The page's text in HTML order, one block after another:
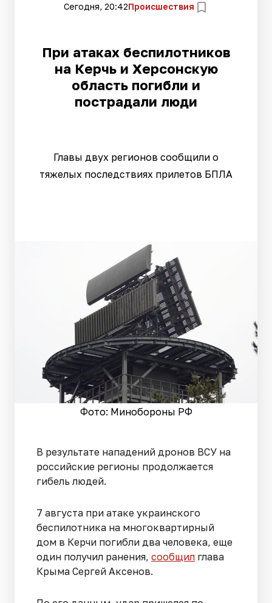
Сегодня, 20:42Происшествия
При атаках беспилотников
на Керчь и Херсонскую
область погибли и
пострадали люди
Главы двух регионов сообщили о
тяжелых последствиях прилетов БПЛА
Фото: Минобороны РФ
В результате нападений дронов ВСУ на
российские регионы продолжается
гибель людей.
7 августа при атаке украинского
беспилотника на многоквартирный
дом в Керчи погибли два человека, еще
один получил ранения, сообщил глава
Крыма Сергей Аксенов.